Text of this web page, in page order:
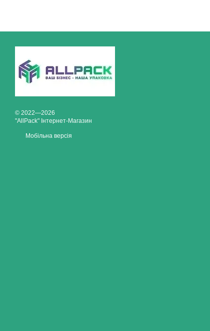
© 2022—2026
"AllPack" Інтернет-Магазин
Мобільна версія